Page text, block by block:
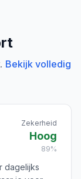
Bekijk volledig
Zekerheid
Hoog
89%
dagelijks